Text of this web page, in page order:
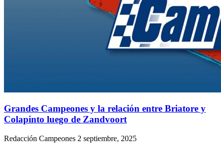
Grandes Campeones y la relación entre Briatore y
Colapinto luego de Zandvoort
Redacción Campeones 2 septiembre, 2025